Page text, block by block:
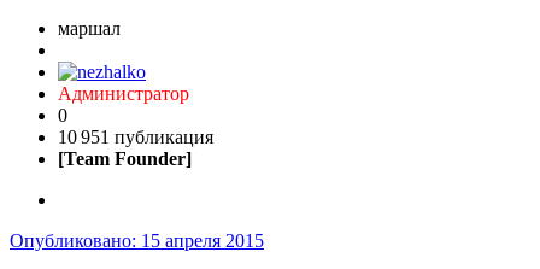
маршал
Администратор
0
10 951 публикация
[Team Founder]
Опубликовано: 15 апреля 2015